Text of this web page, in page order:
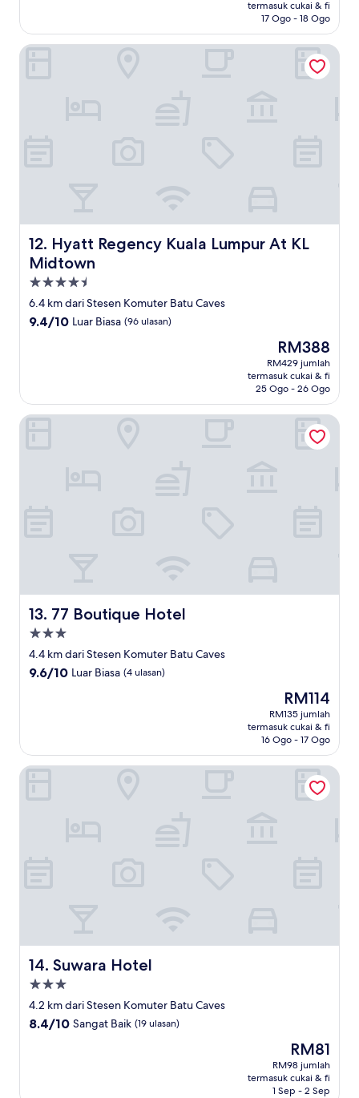
ulasan)
termasuk cukai & fi
17 Ogo - 18 Ogo
12. Hyatt Regency Kuala Lumpur At KL
Midtown
Hyatt Regency Kuala Lumpur At KL Midtown
Hartanah
4.5
bintang
6.4 km dari Stesen Komuter Batu Caves
9.4
ulasan)
9.4/10 Luar Biasa (96 ulasan)
Harga
ialah
RM388
RM388
RM429 jumlah
termasuk cukai & fi
25 Ogo - 26 Ogo
Hyatt Regency Kuala Lumpur At KL Midtown
13. 77 Boutique Hotel
77 Boutique Hotel
Hartanah
3.0
bintang
4.4 km dari Stesen Komuter Batu Caves
9.6
ulasan)
9.6/10 Luar Biasa (4 ulasan)
Harga
ialah
RM114
RM114
RM135 jumlah
termasuk cukai & fi
16 Ogo - 17 Ogo
77 Boutique Hotel
14. Suwara Hotel
Suwara Hotel
Hartanah
3.0
bintang
4.2 km dari Stesen Komuter Batu Caves
8.4
8.4/10 Sangat Baik (19 ulasan)
Harga
ialah
RM81
RM81
RM98 jumlah
termasuk cukai & fi
1 Sep - 2 Sep
Suwara Hotel